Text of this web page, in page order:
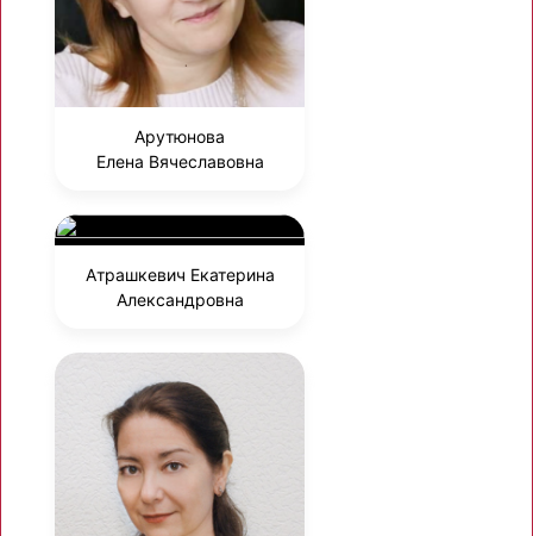
Арутюнова
Елена Вячеславовна
Атрашкевич Екатерина
Александровна